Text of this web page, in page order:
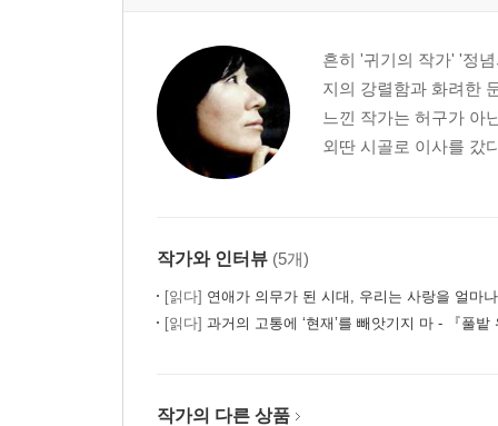
흔히 '귀기의 작가' '정
지의 강렬함과 화려한
느낀 작가는 허구가 아
외딴 시골로 이사를 갔
작가와 인터뷰 (5개)
[읽다] 연애가 의무가 된 시대, 우리는 사랑을 얼마
[읽다] 과거의 고통에 ‘현재’를 빼앗기지 마 - 『풀
작가의 다른 상품